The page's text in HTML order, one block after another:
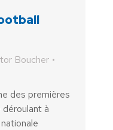
Boucher
des premières
à